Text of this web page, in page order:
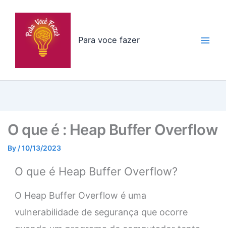
Para voce fazer
O que é : Heap Buffer Overflow
By /10/13/2023
O que é Heap Buffer Overflow?
O Heap Buffer Overflow é uma
vulnerabilidade de segurança que ocorre